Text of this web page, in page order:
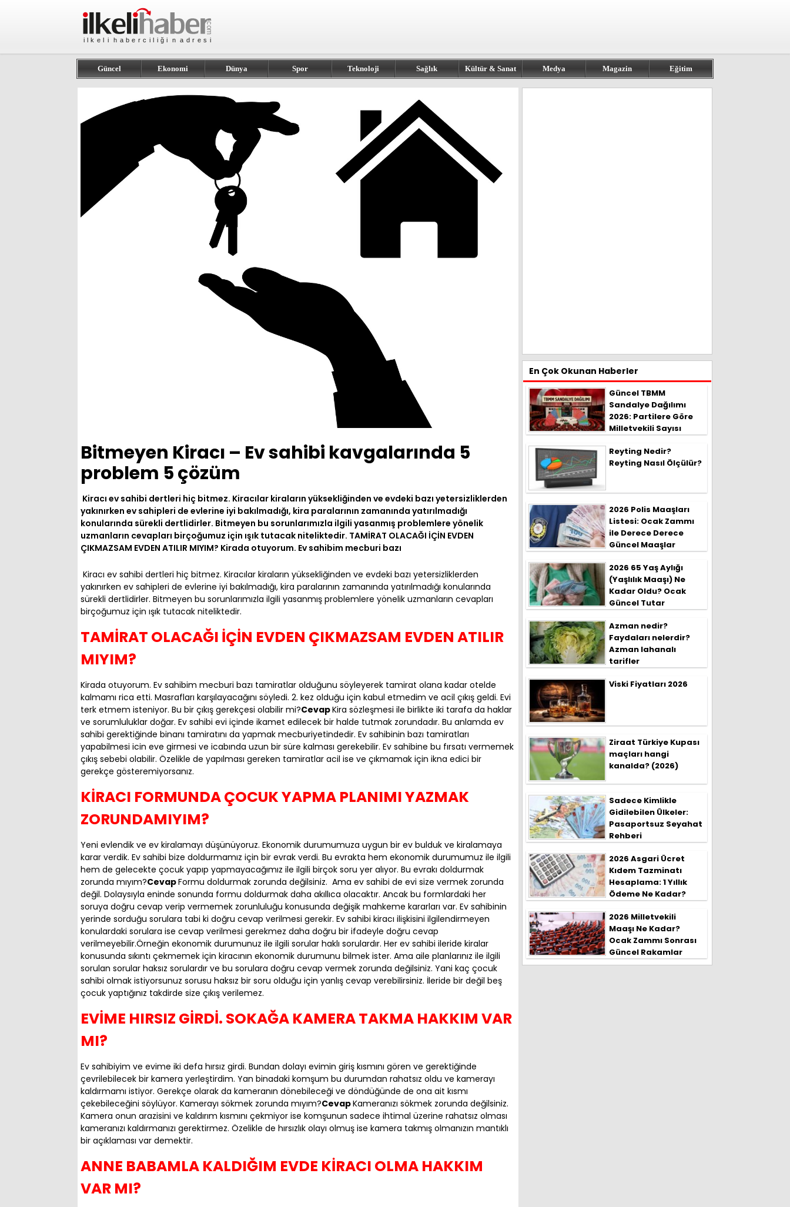
Güncel Ekonomi Dünya Spor Teknoloji Sağlık Kültür & Sanat Medya Magazin Eğitim
Bitmeyen Kiracı – Ev sahibi kavgalarında 5
problem 5 çözüm
Kiracı ev sahibi dertleri hiç bitmez. Kiracılar kiraların yüksekliğinden ve evdeki bazı yetersizliklerden
yakınırken ev sahipleri de evlerine iyi bakılmadığı, kira paralarının zamanında yatırılmadığı
konularında sürekli dertlidirler. Bitmeyen bu sorunlarımızla ilgili yasanmış problemlere yönelik
uzmanların cevapları birçoğumuz için ışık tutacak niteliktedir. TAMİRAT OLACAĞI İÇİN EVDEN
ÇIKMAZSAM EVDEN ATILIR MIYIM? Kirada otuyorum. Ev sahibim mecburi bazı
Kiracı ev sahibi dertleri hiç bitmez. Kiracılar kiraların yüksekliğinden ve evdeki bazı yetersizliklerden
yakınırken ev sahipleri de evlerine iyi bakılmadığı, kira paralarının zamanında yatırılmadığı konularında
sürekli dertlidirler. Bitmeyen bu sorunlarımızla ilgili yasanmış problemlere yönelik uzmanların cevapları
birçoğumuz için ışık tutacak niteliktedir.
TAMİRAT OLACAĞI İÇİN EVDEN ÇIKMAZSAM EVDEN ATILIR
MIYIM?
Kirada otuyorum. Ev sahibim mecburi bazı tamiratlar olduğunu söyleyerek tamirat olana kadar otelde
kalmamı rica etti. Masrafları karşılayacağını söyledi. 2. kez olduğu için kabul etmedim ve acil çıkış geldi. Evi
terk etmem isteniyor. Bu bir çıkış gerekçesi olabilir mi?CevapKira sözleşmesi ile birlikte iki tarafa da haklar
ve sorumluluklar doğar. Ev sahibi evi içinde ikamet edilecek bir halde tutmak zorundadır. Bu anlamda ev
sahibi gerektiğinde binanı tamiratını da yapmak mecburiyetindedir. Ev sahibinin bazı tamiratları
yapabilmesi icin eve girmesi ve icabında uzun bir süre kalması gerekebilir. Ev sahibine bu fırsatı vermemek
çıkış sebebi olabilir. Özelikle de yapılması gereken tamiratlar acil ise ve çıkmamak için ikna edici bir
gerekçe gösteremiyorsanız.
KİRACI FORMUNDA ÇOCUK YAPMA PLANIMI YAZMAK
ZORUNDAMIYIM?
Yeni evlendik ve ev kiralamayı düşünüyoruz. Ekonomik durumumuza uygun bir ev bulduk ve kiralamaya
karar verdik. Ev sahibi bize doldurmamız için bir evrak verdi. Bu evrakta hem ekonomik durumumuz ile ilgili
hem de gelecekte çocuk yapıp yapmayacağımız ile ilgili birçok soru yer alıyor. Bu evrakı doldurmak
zorunda mıyım?CevapFormu doldurmak zorunda değilsiniz. Ama ev sahibi de evi size vermek zorunda
değil. Dolaysıyla eninde sonunda formu doldurmak daha akıllıca olacaktır. Ancak bu formlardaki her
soruya doğru cevap verip vermemek zorunluluğu konusunda değişik mahkeme kararları var. Ev sahibinin
yerinde sorduğu sorulara tabi ki doğru cevap verilmesi gerekir. Ev sahibi kiracı ilişkisini ilgilendirmeyen
konulardaki sorulara ise cevap verilmesi gerekmez daha doğru bir ifadeyle doğru cevap
verilmeyebilir.Örneğin ekonomik durumunuz ile ilgili sorular haklı sorulardır. Her ev sahibi ileride kiralar
konusunda sıkıntı çekmemek için kiracının ekonomik durumunu bilmek ister. Ama aile planlarınız ile ilgili
sorulan sorular haksız sorulardır ve bu sorulara doğru cevap vermek zorunda değilsiniz. Yani kaç çocuk
sahibi olmak istiyorsunuz sorusu haksız bir soru olduğu için yanlış cevap verebilirsiniz. İleride bir değil beş
çocuk yaptığınız takdirde size çıkış verilemez.
EVİME HIRSIZ GİRDİ. SOKAĞA KAMERA TAKMA HAKKIM VAR
MI?
Ev sahibiyim ve evime iki defa hırsız girdi. Bundan dolayı evimin giriş kısmını gören ve gerektiğinde
çevrilebilecek bir kamera yerleştirdim. Yan binadaki komşum bu durumdan rahatsız oldu ve kamerayı
kaldırmamı istiyor. Gerekçe olarak da kameranın dönebileceği ve döndüğünde de ona ait kısmı
çekebileceğini söylüyor. Kamerayı sökmek zorunda mıyım?CevapKameranızı sökmek zorunda değilsiniz.
Kamera onun arazisini ve kaldırım kısmını çekmiyor ise komşunun sadece ihtimal üzerine rahatsız olması
kameranızı kaldırmanızı gerektirmez. Özelikle de hırsızlık olayı olmuş ise kamera takmış olmanızın mantıklı
bir açıklaması var demektir.
ANNE BABAMLA KALDIĞIM EVDE KİRACI OLMA HAKKIM
VAR MI?
En Çok Okunan Haberler
Güncel TBMM
Sandalye Dağılımı
2026: Partilere Göre
Milletvekili Sayısı
Reyting Nedir?
Reyting Nasıl Ölçülür?
2026 Polis Maaşları
Listesi: Ocak Zammı
ile Derece Derece
Güncel Maaşlar
2026 65 Yaş Aylığı
(Yaşlılık Maaşı) Ne
Kadar Oldu? Ocak
Güncel Tutar
Azman nedir?
Faydaları nelerdir?
Azman lahanalı
tarifler
Viski Fiyatları 2026
Ziraat Türkiye Kupası
maçları hangi
kanalda? (2026)
Sadece Kimlikle
Gidilebilen Ülkeler:
Pasaportsuz Seyahat
Rehberi
2026 Asgari Ücret
Kıdem Tazminatı
Hesaplama: 1 Yıllık
Ödeme Ne Kadar?
2026 Milletvekili
Maaşı Ne Kadar?
Ocak Zammı Sonrası
Güncel Rakamlar